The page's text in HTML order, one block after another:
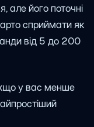
але його поточні
сприймати як
від 5 до 200
у вас менше